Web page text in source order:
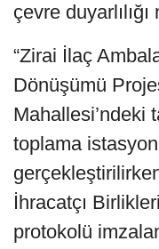
çevre
“Zirai İlaç
Dönüşümü
Mahallesi’ndeki
toplama
İhracatçı
protokolü